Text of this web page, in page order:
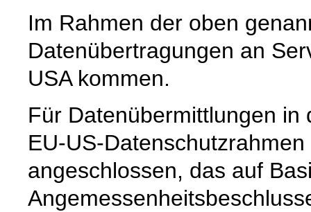
Im Rahmen der oben
Datenübertragungen an
USA kommen.
Für Datenübermittlungen in
EU-US-
angeschlossen, das auf